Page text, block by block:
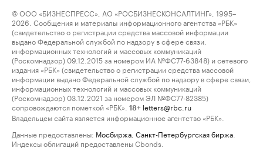
© ООО «БИЗНЕСПРЕСС», АО «РОСБИЗНЕСКОНСАЛТИНГ», 1995–
2026. Сообщения и материалы информационного агентства «РБК»
(свидетельство о регистрации средства массовой информации
выдано Федеральной службой по надзору в сфере связи,
информационных технологий и массовых коммуникаций
(Роскомнадзор) 09.12.2015 за номером ИА №ФС77-63848) и сетевого
издания «РБК» (свидетельство о регистрации средства массовой
информации выдано Федеральной службой по надзору в сфере связи,
информационных технологий и массовых коммуникаций
(Роскомнадзор) 03.12.2021 за номером ЭЛ №ФС77-82385)
сопровождаются пометкой «РБК».
18+ letters@rbc.ru
Владельцем сайта является информационное агентство «РБК».
Данные предоставлены: Мосбиржа Санкт-Петербургская биржа
Индексы облигаций предоставлены Cbonds.